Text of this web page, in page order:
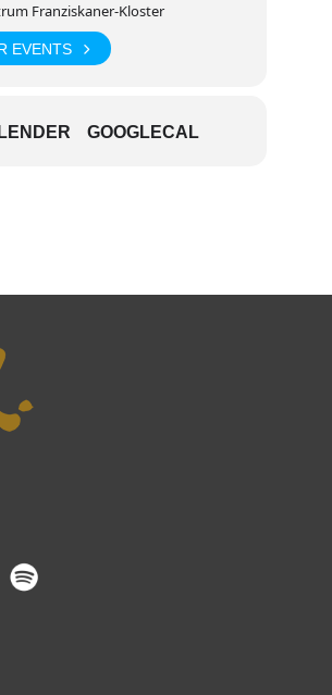
Franziskaner-Kloster
EVENTS
GOOGLECAL